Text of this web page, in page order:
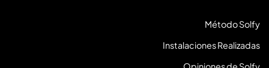
Método Solfy
Instalaciones Realizadas